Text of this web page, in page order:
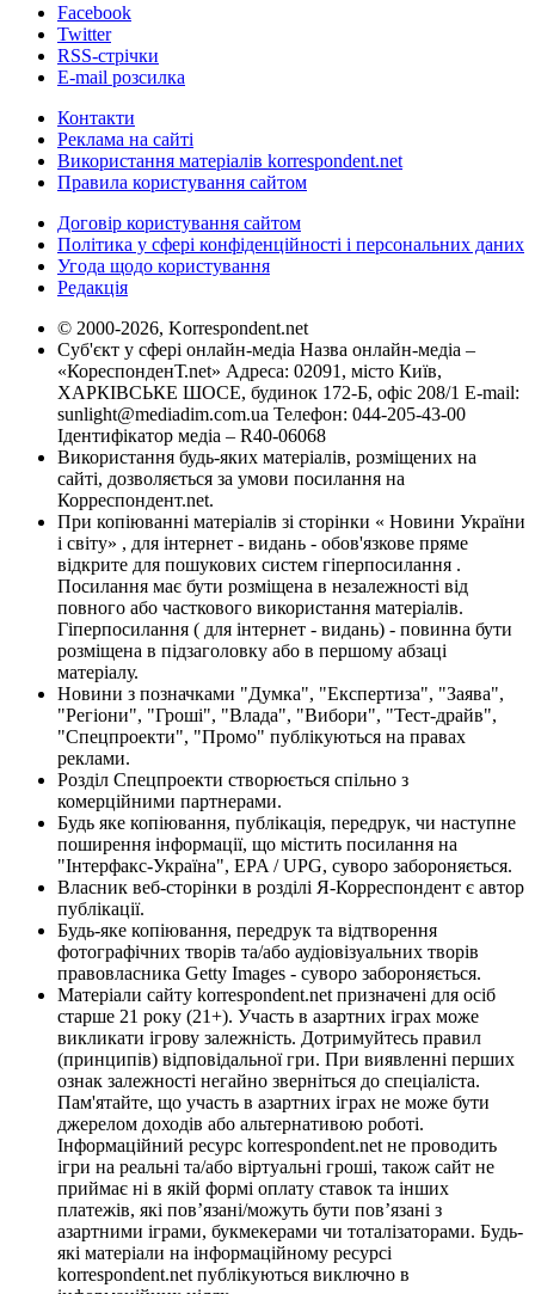
Facebook
Twitter
RSS-стрічки
E-mail розсилка
Контакти
Реклама на сайті
Використання матеріалів korrespondent.net
Правила користування сайтом
Договір користування сайтом
Політика у сфері конфіденційності і персональних даних
Угода щодо користування
Редакція
© 2000-2026, Korrespondent.net
Суб'єкт у сфері онлайн-медіа Назва онлайн-медіа –
«КореспонденТ.net» Адреса: 02091, місто Київ,
ХАРКІВСЬКЕ ШОСЕ, будинок 172-Б, офіс 208/1 E-mail:
sunlight@mediadim.com.ua Телефон: 044-205-43-00
Ідентифікатор медіа – R40-06068
Використання будь-яких матеріалів, розміщених на
сайті, дозволяється за умови посилання на
Корреспондент.net.
При копіюванні матеріалів зі сторінки « Новини України
і світу» , для інтернет - видань - обов'язкове пряме
відкрите для пошукових систем гіперпосилання .
Посилання має бути розміщена в незалежності від
повного або часткового використання матеріалів.
Гіперпосилання ( для інтернет - видань) - повинна бути
розміщена в підзаголовку або в першому абзаці
матеріалу.
Новини з позначками "Думка", "Експертиза", "Заява",
"Регіони", "Гроші", "Влада", "Вибори", "Тест-драйв",
"Спецпроекти", "Промо" публікуються на правах
реклами.
Розділ Спецпроекти створюється спільно з
комерційними партнерами.
Будь яке копіювання, публікація, передрук, чи наступне
поширення інформації, що містить посилання на
"Інтерфакс-Україна", EPA / UPG, суворо забороняється.
Власник веб-сторінки в розділі Я-Корреспондент є автор
публікації.
Будь-яке копіювання, передрук та відтворення
фотографічних творів та/або аудіовізуальних творів
правовласника Getty Images - суворо забороняється.
Матеріали сайту korrespondent.net призначені для осіб
старше 21 року (21+). Участь в азартних іграх може
викликати ігрову залежність. Дотримуйтесь правил
(принципів) відповідальної гри. При виявленні перших
ознак залежності негайно зверніться до спеціаліста.
Пам'ятайте, що участь в азартних іграх не може бути
джерелом доходів або альтернативою роботі.
Інформаційний ресурс korrespondent.net не проводить
ігри на реальні та/або віртуальні гроші, також сайт не
приймає ні в якій формі оплату ставок та інших
платежів, які пов’язані/можуть бути пов’язані з
азартними іграми, букмекерами чи тоталізаторами. Будь-
які матеріали на інформаційному ресурсі
korrespondent.net публікуються виключно в